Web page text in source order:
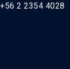
2 2354 4028